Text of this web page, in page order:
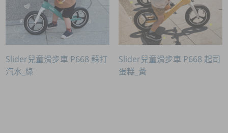
Slider兒童滑步車 P668 蘇打
汽水_綠
Slider兒童滑步車 P668 起司
蛋糕_黃